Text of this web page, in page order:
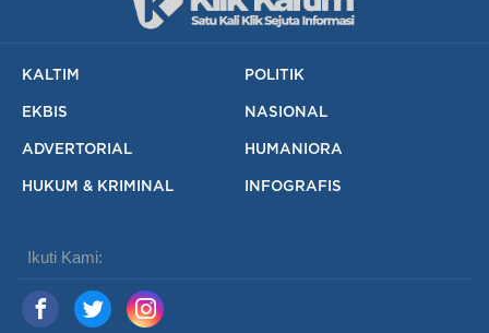
KALTIM POLITIK
EKBIS NASIONAL
ADVERTORIAL HUMANIORA
HUKUM & KRIMINAL INFOGRAFIS
Ikuti Kami: